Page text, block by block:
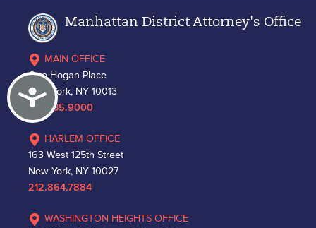
Accessibility
Manhattan District Attorney's Office
MAIN OFFICE
One Hogan Place
New York, NY 10013
212.335.9000
HARLEM OFFICE
163 West 125th Street
New York, NY 10027
212.864.7884
WASHINGTON HEIGHTS OFFICE